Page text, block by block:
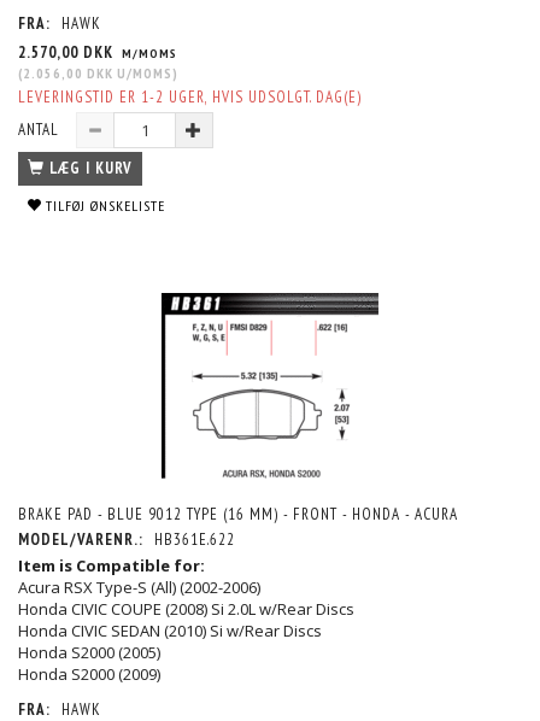
FRA:
HAWK
2.570,00 DKK M/MOMS
(2.056,00 DKK U/MOMS )
LEVERINGSTID ER 1-2 UGER, HVIS UDSOLGT. DAG(E)
ANTAL
LÆG I KURV
TILFØJ ØNSKELISTE
BRAKE PAD - BLUE 9012 TYPE (16 MM) - FRONT - HONDA - ACURA
MODEL/VARENR.:
HB361E.622
Item is Compatible for:
Acura RSX Type-S (All) (2002-2006)
Honda CIVIC COUPE (2008) Si 2.0L w/Rear Discs
Honda CIVIC SEDAN (2010) Si w/Rear Discs
Honda S2000 (2005)
Honda S2000 (2009)
FRA:
HAWK